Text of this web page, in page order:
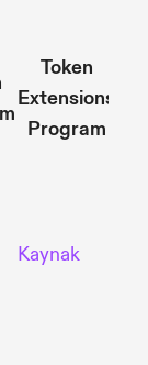
Token
Extensions
Program
Kaynak